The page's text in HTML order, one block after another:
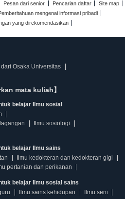
Pesan dari senior Pencarian daftar
Site map
mengenai informasi pribadi
yang direkomendasikan
Osaka Universitas
mata kuliah】
belajar Ilmu sosial
Ilmu sosiologi
belajar Ilmu sains
Ilmu kedokteran dan kedokteran gigi
pertanian dan perikanan
belajar Ilmu sosial sains
Ilmu sains kehidupan
Ilmu seni